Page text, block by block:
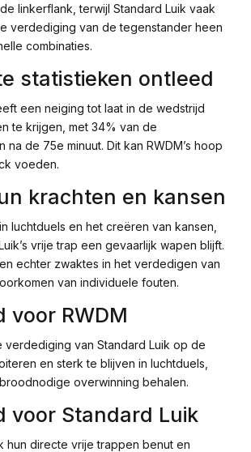
linkerflank, terwijl Standard Luik vaak
verdediging van de tegenstander heen
combinaties.
statistieken ontleed
een neiging tot laat in de wedstrijd
te krijgen, met 34% van de
de 75e minuut. Dit kan RWDM’s hoop
voeden.
krachten en kansen
luchtduels en het creëren van kansen,
vrije trap een gevaarlijk wapen blijft.
echter zwaktes in het verdedigen van
van individuele fouten.
voor RWDM
verdediging van Standard Luik op de
en sterk te blijven in luchtduels,
overwinning behalen.
voor Standard Luik
hun directe vrije trappen benut en